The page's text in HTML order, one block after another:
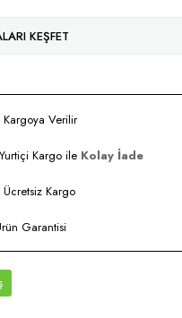
KEŞFET
Verilir
Kargo ile Kolay İade
Kargo
Garantisi